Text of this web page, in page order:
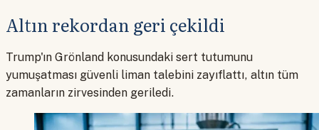
Altın rekordan geri çekildi
Trump'ın Grönland konusundaki sert tutumunu
yumuşatması güvenli liman talebini zayıflattı, altın tüm
zamanların zirvesinden geriledi.